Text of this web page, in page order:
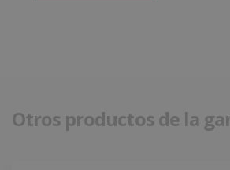
Otros productos de la